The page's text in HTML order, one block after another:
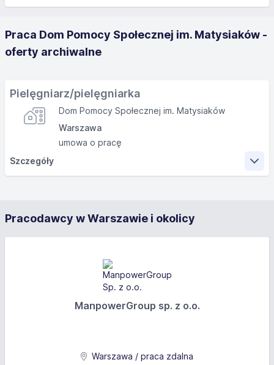
Praca Dom Pomocy Społecznej im. Matysiaków -
oferty archiwalne
Pielęgniarz/pielęgniarka
Dom Pomocy Społecznej im. Matysiaków
Warszawa
umowa o pracę
Szczegóły
- świadczenie usług pielęgniarskich i opiekuńczych dla
- udzielanie pierwszej pomocy przedmedycznej,
- wykonywanie zaleceń lekarskich,
- uczestniczenie w opracowywaniu indywidualnych
planów wsparcia mieszkańców Domu,
- prowadzenie wewnętrznej dokumentacji dotyczącej
Pracodawcy w Warszawie i okolicy
ManpowerGroup sp. z o.o.
Warszawa / praca zdalna